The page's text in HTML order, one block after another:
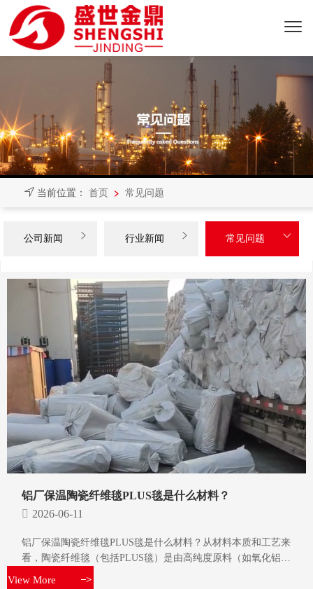
当前位置： 首页 > 常见问题
公司新闻  行业新闻  常见问题 
铝厂保温陶瓷纤维毯PLUS毯是什么材料？
2026-06-11
铝厂保温陶瓷纤维毯PLUS毯是什么材料？从材料本质和工艺来
看，陶瓷纤维毯（包括PLUS毯）是由高纯度原料（如氧化铝、
View More >